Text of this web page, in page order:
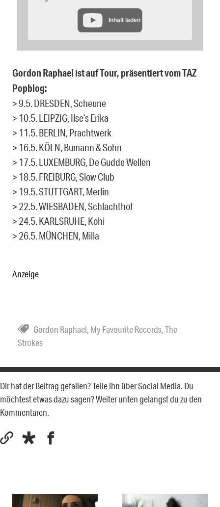
Inhalt laden
Gordon Raphael ist auf Tour, präsentiert vom TAZ
Popblog:
> 9.5. DRESDEN, Scheune
> 10.5. LEIPZIG, Ilse’s Erika
> 11.5. BERLIN, Prachtwerk
> 16.5. KÖLN, Bumann & Sohn
> 17.5. LUXEMBURG, De Gudde Wellen
> 18.5. FREIBURG, Slow Club
> 19.5. STUTTGART, Merlin
> 22.5. WIESBADEN, Schlachthof
> 24.5. KARLSRUHE, Kohi
> 26.5. MÜNCHEN, Milla
Anzeige
Gordon Raphael, My Favourite Records,The
Strokes
Dir hat der Beitrag gefallen? Teile ihn über Social Media. Du
möchtest etwas dazu sagen? Weiter unten gelangst du zu den
Kommentaren.